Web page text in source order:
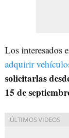
Los interesados
adquirir
solicitarlas
15 de